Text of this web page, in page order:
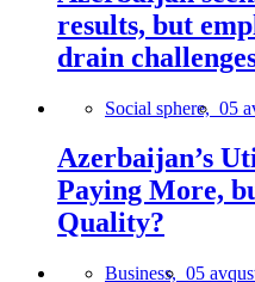
results, but
drain
Social sphere, 05
Azerbaijan’s
Paying More,
Quality?
Business, 05